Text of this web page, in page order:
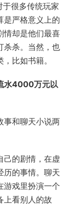
很多传统玩家
是严格意义上的
情却是他们最喜
杀杀。当然，也
比如书籍。
水4000万元以
事和聊天小说两
己的剧情，在虚
历的事情。聊天
游戏里扮演一个
上看别人的故